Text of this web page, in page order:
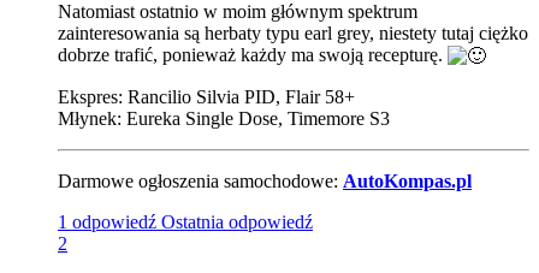
Natomiast ostatnio w moim głównym spektrum
zainteresowania są herbaty typu earl grey, niestety tutaj ciężko
dobrze trafić, ponieważ każdy ma swoją recepturę.
Ekspres: Rancilio Silvia PID, Flair 58+
Młynek: Eureka Single Dose, Timemore S3
Darmowe ogłoszenia samochodowe: AutoKompas.pl
1 odpowiedź Ostatnia odpowiedź
2